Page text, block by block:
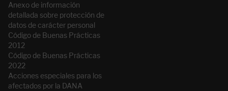
Anexo de información
detallada sobre protección de
datos de carácter personal
Código de Buenas Prácticas
2012
Código de Buenas Prácticas
2022
Acciones especiales para los
afectados por la DANA